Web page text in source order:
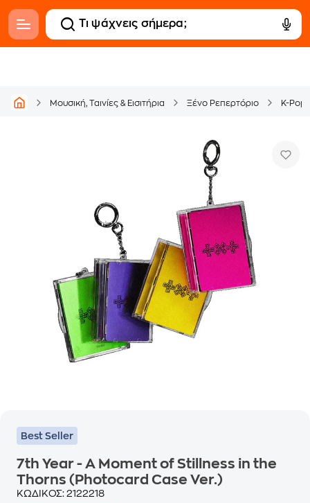
Μουσική, Ταινίες & Εισιτήρια Ξένο Ρεπερτόριο K-Pop
Best Seller
7th Year - A Moment of Stillness in the
Thorns (Photocard Case Ver.)
ΚΩΔΙΚΟΣ: 2122218